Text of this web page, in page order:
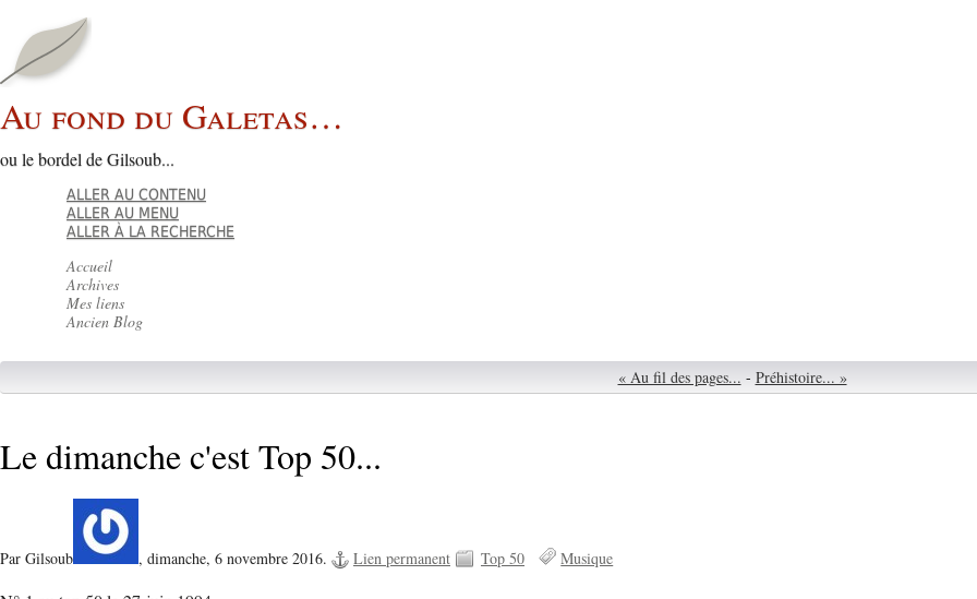
Au fond du Galetas…
ou le bordel de Gilsoub...
ALLER AU CONTENU
ALLER AU MENU
ALLER À LA RECHERCHE
Accueil
Archives
Mes liens
Ancien Blog
« Au fil des pages... - Préhistoire... »
Le dimanche c'est Top 50...
Par Gilsoub , dimanche, 6 novembre 2016. Lien permanent Top 50 Musique